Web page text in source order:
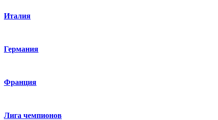
Италия
Германия
Франция
Лига чемпионов